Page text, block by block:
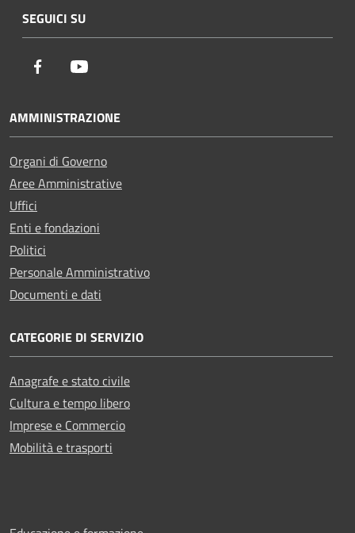
SEGUICI SU
Facebook
AMMINISTRAZIONE
Organi di Governo
Aree Amministrative
Uffici
Enti e fondazioni
Politici
Personale Amministrativo
Documenti e dati
CATEGORIE DI SERVIZIO
Anagrafe e stato civile
Cultura e tempo libero
Imprese e Commercio
Mobilità e trasporti